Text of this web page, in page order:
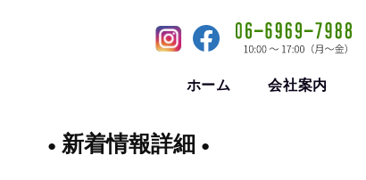
ホーム 会社案内
新着情報詳細